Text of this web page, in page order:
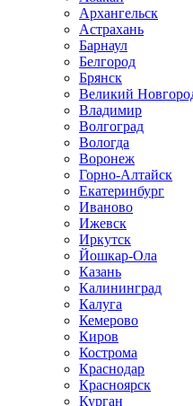
Архангельск
Астрахань
Барнаул
Белгород
Брянск
Великий
Владимир
Волгоград
Вологда
Воронеж
Горно-Алтайск
Екатеринбург
Иваново
Ижевск
Иркутск
Йошкар-Ола
Казань
Калининград
Калуга
Кемерово
Киров
Кострома
Краснодар
Красноярск
Курган